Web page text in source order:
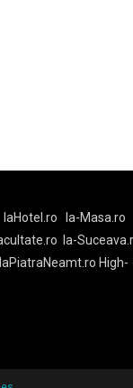
laHotel.ro
la-Masa.ro
la-
laPiatraNeamt.ro High-